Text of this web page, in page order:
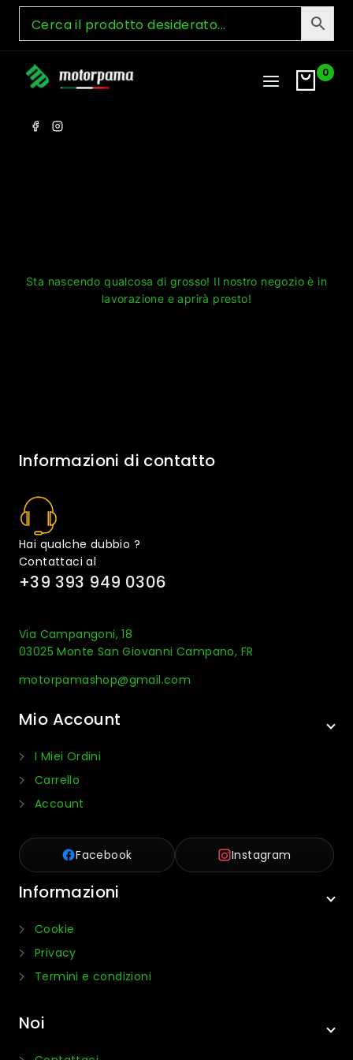
Skip
content
0
Sta nascendo qualcosa di grosso! Il nostro negozio è in
lavorazione e aprirà presto!
Informazioni di contatto
Hai qualche dubbio ?
Contattaci al
+39 393 949 0306
Via Campangoni, 18
03025 Monte San Giovanni Campano, FR
motorpamashop@gmail.com
Mio Account
I Miei Ordini
Carrello
Account
Facebook Instagram
Informazioni
Cookie
Privacy
Termini e condizioni
Noi